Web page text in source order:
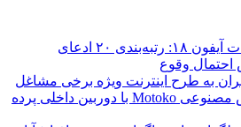
واقعیت‌سنجی شایعات آیفون ۱۸: رتبه‌بندی ۲۰ ادعای
وقوع
به طرح اینترنت ویژه برخی مشاغل
ریزر از هدست هوش مصنوعی Motoko با دوربین داخلی پرده